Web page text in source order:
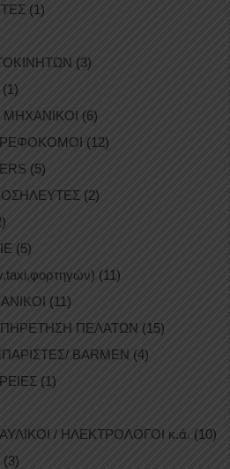
(1)
(3)
(1)
(6)
(12)
(5)
(2)
(5)
(11)
(11)
ΠΕΛΑΤΩΝ (15)
BARMEN (4)
(1)
/ ΗΛΕΚΤΡΟΛΟΓΟΙ κ.ά. (10)
(3)